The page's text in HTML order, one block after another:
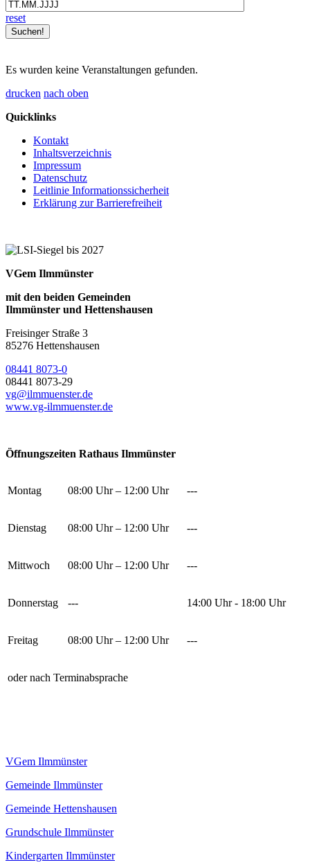
reset
Es wurden keine Veranstaltungen gefunden.
drucken nach oben
Quicklinks
Kontakt
Inhaltsverzeichnis
Impressum
Datenschutz
Leitlinie Informationssicherheit
Erklärung zur Barrierefreiheit
VGem Ilmmünster
mit den beiden Gemeinden
Ilmmünster und Hettenshausen
Freisinger Straße 3
85276 Hettenshausen
08441 8073-0
08441 8073-29
vg@ilmmuenster.de
www.vg-ilmmuenster.de
Öffnungszeiten Rathaus Ilmmünster
Montag 08:00 Uhr – 12:00 Uhr ---
Dienstag 08:00 Uhr – 12:00 Uhr ---
Mittwoch 08:00 Uhr – 12:00 Uhr ---
Donnerstag --- 14:00 Uhr - 18:00 Uhr
Freitag 08:00 Uhr – 12:00 Uhr ---
oder nach Terminabsprache
VGem Ilmmünster
Gemeinde Ilmmünster
Gemeinde Hettenshausen
Grundschule Ilmmünster
Kindergarten Ilmmünster